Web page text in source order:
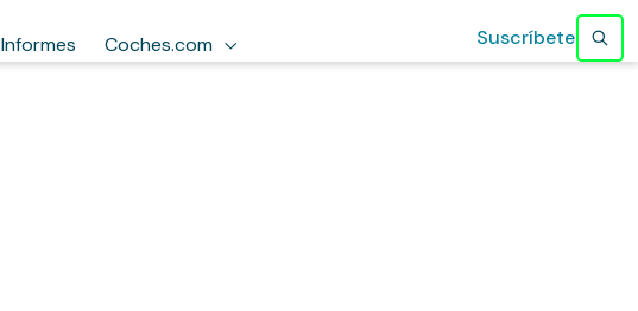
Informes Coches.com Suscríbete